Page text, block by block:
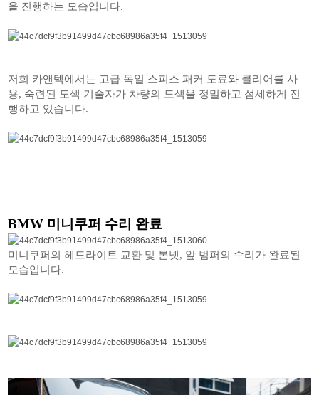
을 진행하는 모습입니다.
저희 카앤텍에서는 고급 독일 스피스 패커 도료와 클리어를 사
용, 숙련된 도색 기술자가 차량의 도색을 정밀하고 섬세하게 진
행하고 있습니다.
BMW 미니쿠퍼 수리 완료
미니쿠퍼의 헤드라이트 교환 및 본넷, 앞 범퍼의 수리가 완료된
모습입니다.